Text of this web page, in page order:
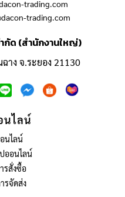
trading.com
trading.com
กัด (สำนักงานใหญ่)
าง จ.ระยอง 21130
นไลน์
นไลน์
ออนไลน์
รสั่งซื้อ
รจัดส่ง